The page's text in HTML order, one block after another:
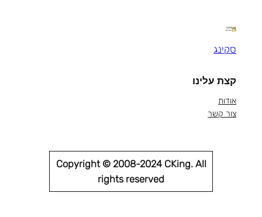
סקינג
קצת עלינו
אודות
צור קשר
Copyright © 2008-2024 CKing. All
rights reserved